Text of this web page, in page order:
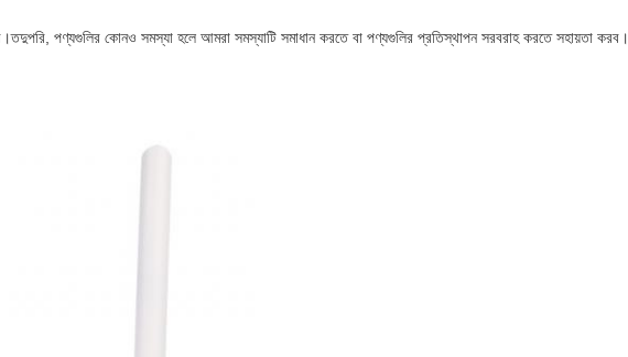
পণ্যগুলির কোনও সমস্যা হলে আমরা সমস্যাটি সমাধান করতে বা পণ্যগুলির প্রতিস্থাপন সরবরাহ করতে সহায়তা করব।